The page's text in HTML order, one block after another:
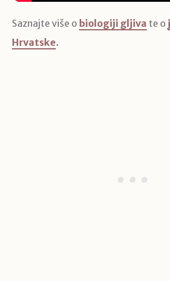
Saznajte više o biologiji gljiva te o
Hrvatske.